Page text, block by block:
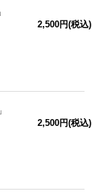
2,500円(税込)
2,500円(税込)